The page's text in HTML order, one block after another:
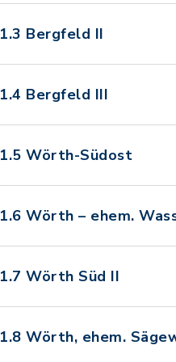
1.3 Bergfeld II
1.4 Bergfeld III
1.5 Wörth-Südost
1.6 Wörth – ehem.
1.7 Wörth Süd II
1.8 Wörth, ehem.